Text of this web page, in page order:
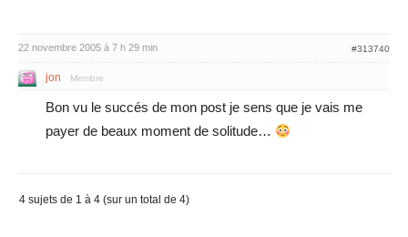
22 novembre 2005 à 7 h 29 min #313740
jon Membre
Bon vu le succés de mon post je sens que je vais me
payer de beaux moment de solitude…
4 sujets de 1 à 4 (sur un total de 4)